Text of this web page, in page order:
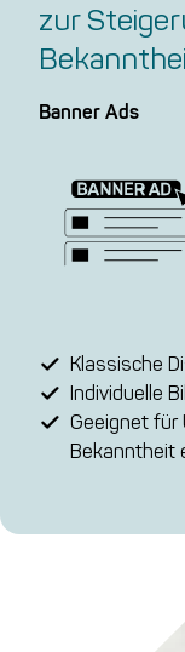
zur
Banner Ads
Klassische
Individuelle
Geeignet für
Bekanntheit